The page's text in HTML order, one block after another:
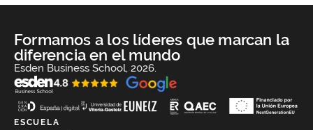
Formamos a los líderes que marcan la
diferencia en el mundo
Esden Business School, 2026.
ESCUELA